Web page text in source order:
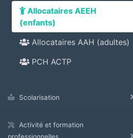
Allocataires AEEH
(enfants)
Allocataires AAH (adultes)
PCH ACTP
Scolarisation
Activité et formation